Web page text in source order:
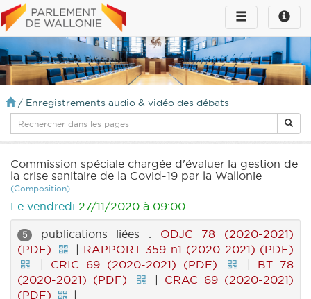
Toggle
infos
Toggle
navigation
/ Enregistrements audio & vidéo des débats
Commission spéciale chargée d'évaluer la gestion de
la crise sanitaire de la Covid-19 par la Wallonie
(Composition)
Le vendredi 27/11/2020 à 09:00
5 publications liées : ODJC 78 (2020-2021)
(PDF)
| RAPPORT 359 n1 (2020-2021) (PDF)
| CRIC 69 (2020-2021) (PDF) | BT 78
(2020-2021) (PDF)
| CRAC 69 (2020-2021)
(PDF)
|